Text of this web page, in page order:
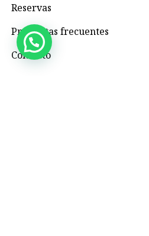
Reservas
Preguntas frecuentes
Contacto